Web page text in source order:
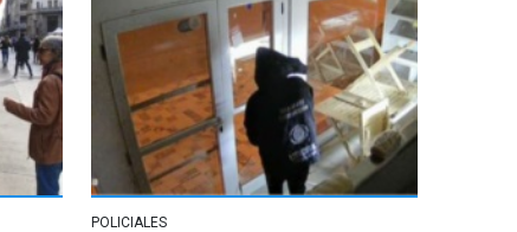
POLICIALES